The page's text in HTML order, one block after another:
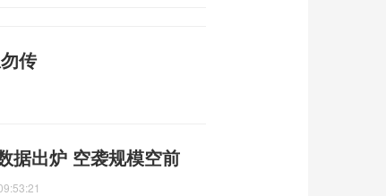
传
据出炉 空袭规模空前